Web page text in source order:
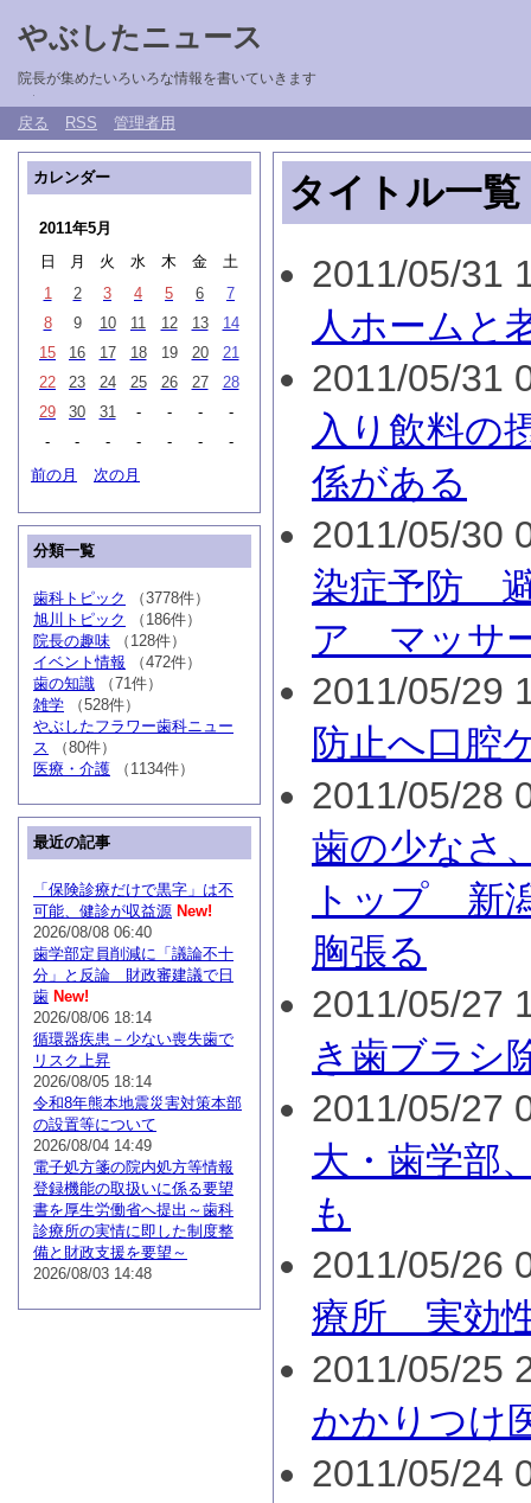
やぶしたニュース
院長が集めたいろいろな情報を書いていきます
戻る RSS 管理者用
タイトル一覧
2011/05/31
人ホームと
2011/05/31
入り飲料の
係がある
2011/05/30
染症予防
ア マッサ
2011/05/29
防止へ口腔
2011/05/28
歯の少なさ
トップ 新
胸張る
2011/05/27
き歯ブラシ
2011/05/27
大・歯学部
も
2011/05/26
療所 実効
2011/05/25
かかりつけ
2011/05/24
カレンダー
2011年5月
日
月 火 水 木 金
土
1
2 3 4 5 6
7
8
9 10 11 12 13
14
15
16 17 18 19 20
21
22
23 24 25 26 27
28
29
30 31 - - -
-
-
- - - - -
-
前の月
次の月
分類一覧
歯科トピック
（3778件）
旭川トピック
（186件）
院長の趣味 （128件）
イベント情報 （472件）
歯の知識 （71件）
雑学 （528件）
やぶしたフラワー歯科ニュー
ス （80件）
医療・介護 （1134件）
最近の記事
「保険診療だけで黒字」は不
可能、健診が収益源 New!
2026/08/08 06:40
歯学部定員削減に「議論不十
分」と反論 財政審建議で日
歯 New!
2026/08/06 18:14
循環器疾患－少ない喪失歯で
リスク上昇
2026/08/05 18:14
令和8年熊本地震災害対策本部
の設置等について
2026/08/04 14:49
電子処方箋の院内処方等情報
登録機能の取扱いに係る要望
書を厚生労働省へ提出～歯科
診療所の実情に即した制度整
備と財政支援を要望～
2026/08/03 14:48